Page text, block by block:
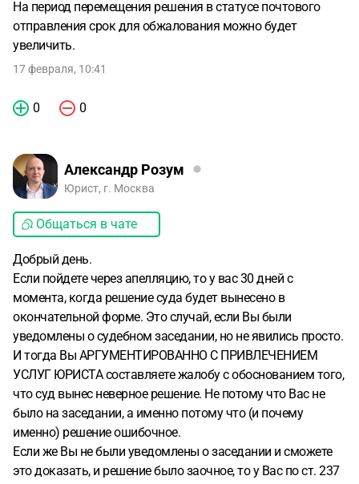
На период перемещения решения в статусе почтового
отправления срок для обжалования можно будет
увеличить.
17 февраля, 10:41
0 0
Александр Розум
Юрист, г. Москва
Общаться в чате
Добрый день.
Если пойдете через апелляцию, то у вас 30 дней с
момента, когда решение суда будет вынесено в
окончательной форме. Это случай, если Вы были
уведомлены о судебном заседании, но не явились просто.
И тогда Вы АРГУМЕНТИРОВАННО С ПРИВЛЕЧЕНИЕМ
УСЛУГ ЮРИСТА составляете жалобу с обоснованием того,
что суд вынес неверное решение. Не потому что Вас не
было на заседании, а именно потому что (и почему
именно) решение ошибочное.
Если же Вы не были уведомлены о заседании и сможете
это доказать, и решение было заочное, то у Вас по ст. 237